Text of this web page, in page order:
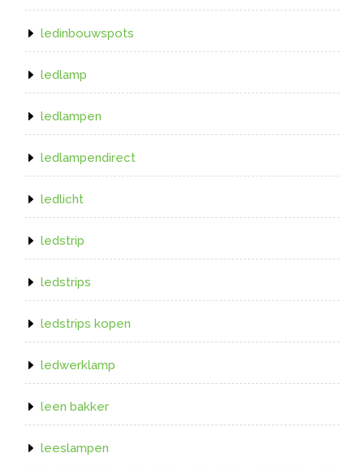
ledinbouwspots
ledlamp
ledlampen
ledlampendirect
ledlicht
ledstrip
ledstrips
ledstrips kopen
ledwerklamp
leen bakker
leeslampen